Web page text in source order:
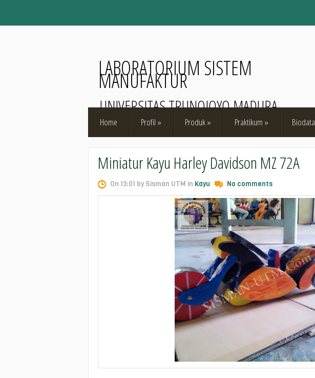
LABORATORIUM SISTEM
MANUFAKTUR
UNIVERSITAS TRUNOJOYO MADURA
Home Profil » Produk» Praktikum » Biodata
Miniatur Kayu Harley Davidson MZ 72A
On 13:01 by Sisman UTM in Kayu No comments